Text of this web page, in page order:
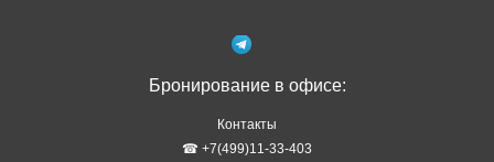
Бронирование в офисе:
Контакты
☎ +7(499)11-33-403